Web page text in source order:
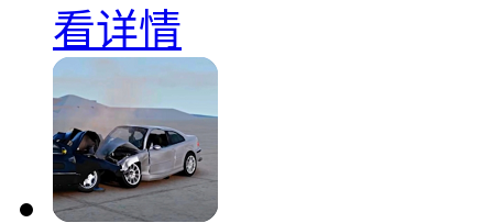
看详情